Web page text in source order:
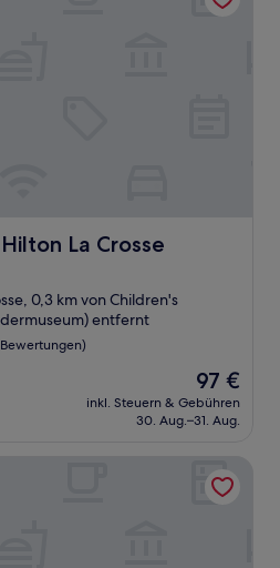
La Crosse
La Crosse
0,3 km von Children's
entfernt
Der
Preis
beträgt
97 €
inkl. Steuern & Gebühren
30. Aug.–31. Aug.